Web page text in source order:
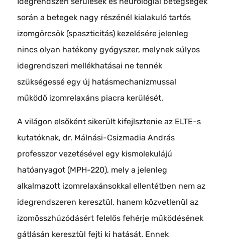
során a betegek nagy részénél kialakuló tartós
izomgörcsök (spaszticitás) kezelésére jelenleg
nincs olyan hatékony gyógyszer, melynek súlyos
idegrendszeri mellékhatásai ne tennék
szükségessé egy új hatásmechanizmussal
működő izomrelaxáns piacra kerülését.
A világon elsőként sikerült kifejlsztenie az ELTE-s
kutatóknak, dr. Málnási-Csizmadia András
professzor vezetésével egy kismolekulájú
hatóanyagot (MPH-220), mely a jelenleg
alkalmazott izomrelaxánsokkal ellentétben nem az
idegrendszeren keresztül, hanem közvetlenül az
izomösszhúzódásért felelős fehérje működésének
gátlásán keresztül fejti ki hatását. Ennek